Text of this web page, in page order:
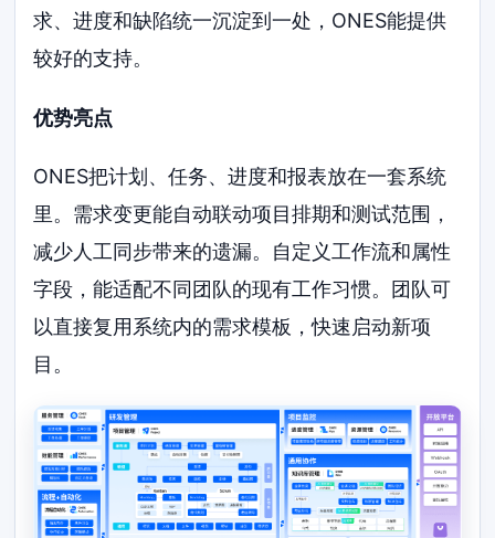
求、进度和缺陷统一沉淀到一处，ONES能提供
较好的支持。
优势亮点
ONES把计划、任务、进度和报表放在一套系统
里。需求变更能自动联动项目排期和测试范围，
减少人工同步带来的遗漏。自定义工作流和属性
字段，能适配不同团队的现有工作习惯。团队可
以直接复用系统内的需求模板，快速启动新项
目。